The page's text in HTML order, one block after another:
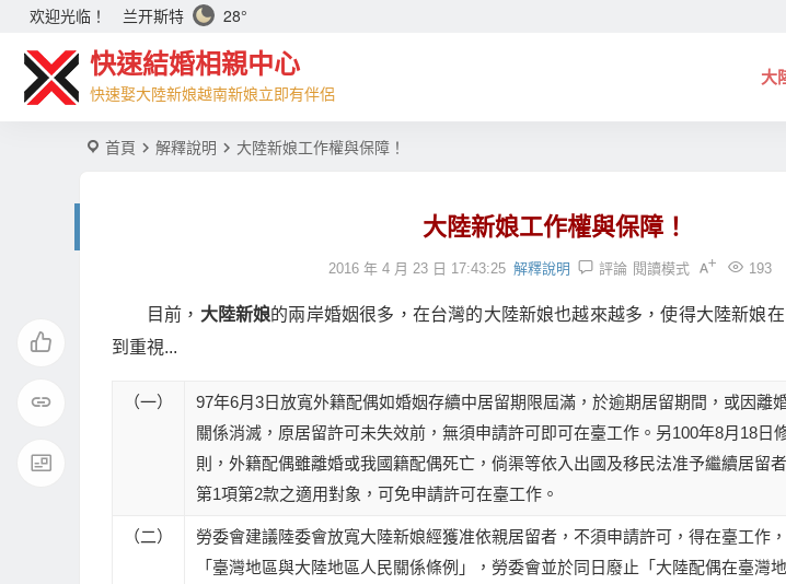
欢迎光临！ 兰开斯特 28°
快速結婚相親中心
快速娶大陸新娘越南新娘立即有伴侶
大
首頁 解釋說明 大陸新娘工作權與保障！
大陸新娘工作權與保障！
2016 年 4 月 23 日 17:43:25 解釋說明 評論 193
閱讀模式
目前， 大陸新娘的兩岸婚姻很多，在台灣的大陸新娘也越來越多，使得大陸新娘
到重視...
（一）
97年6月3日放寬外籍配偶如婚姻存續中居留期限屆滿，於逾期居留期間，或因離
關係消滅，原居留許可未失效前，無須申請許可即可在臺工作。另100年8月18日
則，外籍配偶雖離婚或我國籍配偶死亡，倘渠等依入出國及移民法准予繼續居留
第1項第2款之適用對象，可免申請許可在臺工作。
（二）
勞委會建議陸委會放寬大陸新娘經獲准依親居留者，不須申請許可，得在臺工作
「臺灣地區與大陸地區人民關係條例」，勞委會並於同日廢止「大陸配偶在臺灣